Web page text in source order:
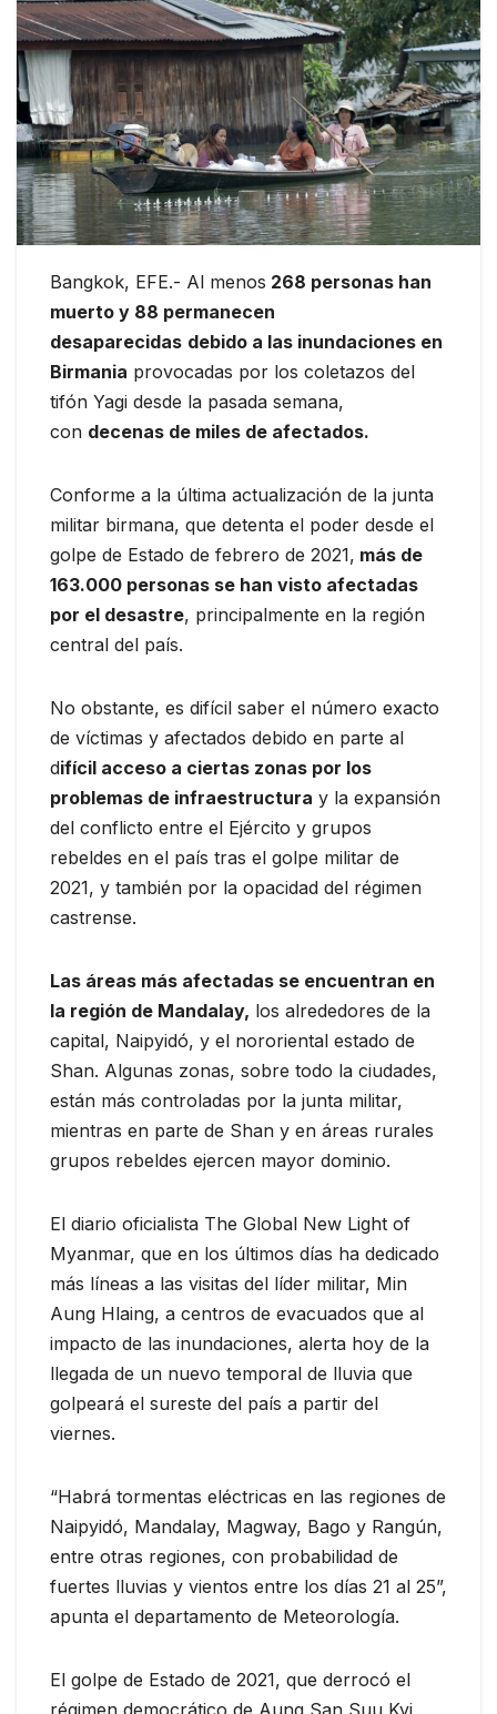
Bangkok, EFE.- Al menos 268 personas han
muerto y 88 permanecen
desaparecidas debido a las inundaciones en
Birmania provocadas por los coletazos del
tifón Yagi desde la pasada semana,
con decenas de miles de afectados.
Conforme a la última actualización de la junta
militar birmana, que detenta el poder desde el
golpe de Estado de febrero de 2021, más de
163.000 personas se han visto afectadas
por el desastre, principalmente en la región
central del país.
No obstante, es difícil saber el número exacto
de víctimas y afectados debido en parte al
difícil acceso a ciertas zonas por los
problemas de infraestructura y la expansión
del conflicto entre el Ejército y grupos
rebeldes en el país tras el golpe militar de
2021, y también por la opacidad del régimen
castrense.
Las áreas más afectadas se encuentran en
la región de Mandalay, los alrededores de la
capital, Naipyidó, y el nororiental estado de
Shan. Algunas zonas, sobre todo la ciudades,
están más controladas por la junta militar,
mientras en parte de Shan y en áreas rurales
grupos rebeldes ejercen mayor dominio.
El diario oficialista The Global New Light of
Myanmar, que en los últimos días ha dedicado
más líneas a las visitas del líder militar, Min
Aung Hlaing, a centros de evacuados que al
impacto de las inundaciones, alerta hoy de la
llegada de un nuevo temporal de lluvia que
golpeará el sureste del país a partir del
viernes.
“Habrá tormentas eléctricas en las regiones de
Naipyidó, Mandalay, Magway, Bago y Rangún,
entre otras regiones, con probabilidad de
fuertes lluvias y vientos entre los días 21 al 25”,
apunta el departamento de Meteorología.
El golpe de Estado de 2021, que derrocó el